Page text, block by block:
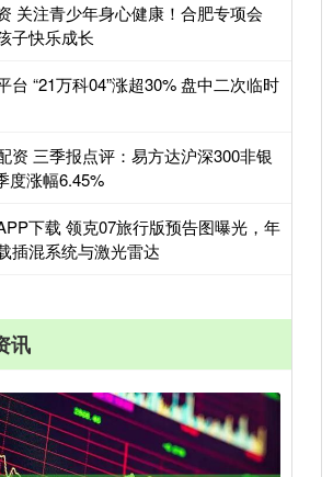
关注青少年身心健康！合肥专项会
子快乐成长
台 “21万科04”涨超30% 盘中二次临时
资 三季报点评：易方达沪深300非银
度涨幅6.45%
下载 领克07旅行版预告图曝光，年
插混系统与激光雷达
讯